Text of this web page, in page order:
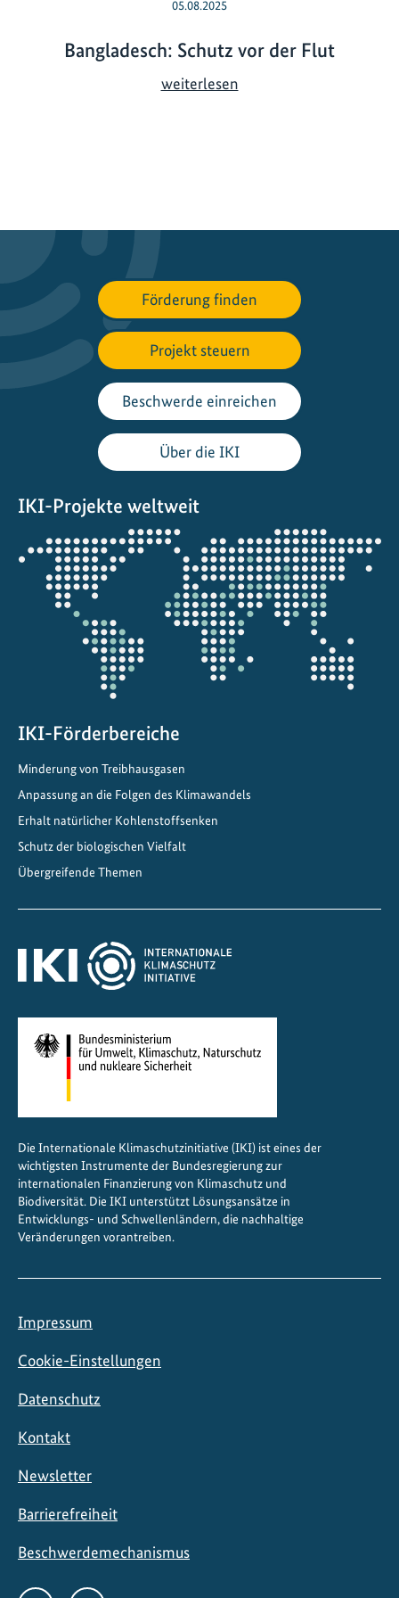
05.08.2025
Bangladesch: Schutz vor der Flut
weiterlesenB
c
h
:
S
c
h
u
t
z
d
e
r
F
l
u
Förderung finden
Projekt steuern
Beschwerde einreichen
Über die IKI
IKI-Projekte weltweit
Öffnet
die
Projektkarte
IKI-Förderbereiche
Minderung von Treibhausgasen
Anpassung an die Folgen des Klimawandels
Erhalt natürlicher Kohlenstoffsenken
Schutz der biologischen Vielfalt
Übergreifende Themen
Die Internationale Klimaschutzinitiative (IKI) ist eines der
wichtigsten Instrumente der Bundesregierung zur
internationalen Finanzierung von Klimaschutz und
Biodiversität. Die IKI unterstützt Lösungsansätze in
Entwicklungs- und Schwellenländern, die nachhaltige
Veränderungen vorantreiben.
Impressum
Cookie-Einstellungen
Datenschutz
Kontakt
Newsletter
Barrierefreiheit
Beschwerdemechanismus
Social